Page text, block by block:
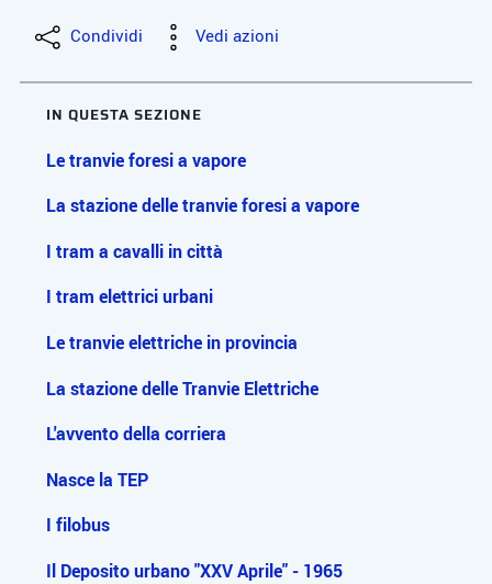
Condividi Vedi azioni
IN QUESTA SEZIONE
Le tranvie foresi a vapore
La stazione delle tranvie foresi a vapore
I tram a cavalli in città
I tram elettrici urbani
Le tranvie elettriche in provincia
La stazione delle Tranvie Elettriche
L'avvento della corriera
Nasce la TEP
I filobus
Il Deposito urbano "XXV Aprile" - 1965